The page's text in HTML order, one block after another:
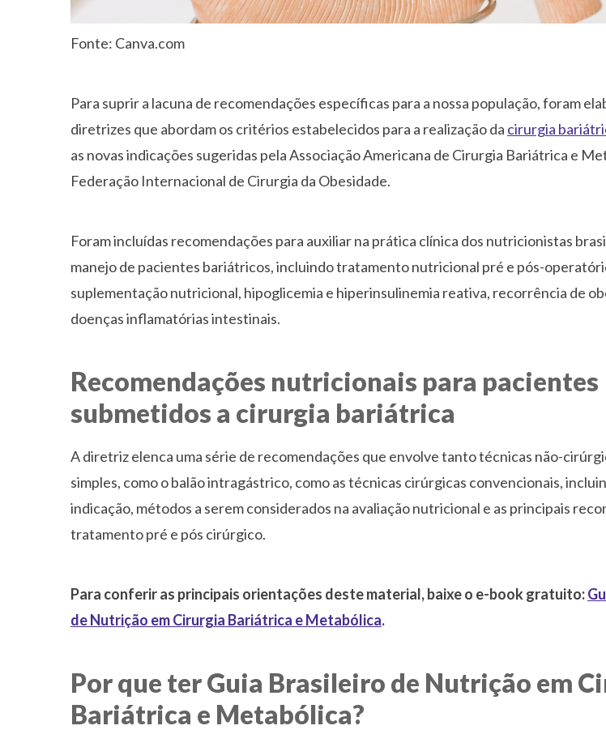
Fonte: Canva.com
Para suprir a lacuna de recomendações específicas para a nossa população, foram
diretrizes que abordam os critérios estabelecidos para a realização da cirurgia
as novas indicações sugeridas pela Associação Americana de Cirurgia Bariátrica e
Federação Internacional de Cirurgia da Obesidade.
Foram incluídas recomendações para auxiliar na prática clínica dos nutricionistas
manejo de pacientes bariátricos, incluindo tratamento nutricional pré e pós-
suplementação nutricional, hipoglicemia e hiperinsulinemia reativa, recorrência de
doenças inflamatórias intestinais.
Recomendações nutricionais para pacientes
submetidos a cirurgia bariátrica
A diretriz elenca uma série de recomendações que envolve tanto técnicas não-
simples, como o balão intragástrico, como as técnicas cirúrgicas convencionais,
indicação, métodos a serem considerados na avaliação nutricional e as principais
tratamento pré e pós cirúrgico.
Para conferir as principais orientações deste material, baixe o e-book gratuito:
de Nutrição em Cirurgia Bariátrica e Metabólica.
Por que ter Guia Brasileiro de Nutrição em
Bariátrica e Metabólica?